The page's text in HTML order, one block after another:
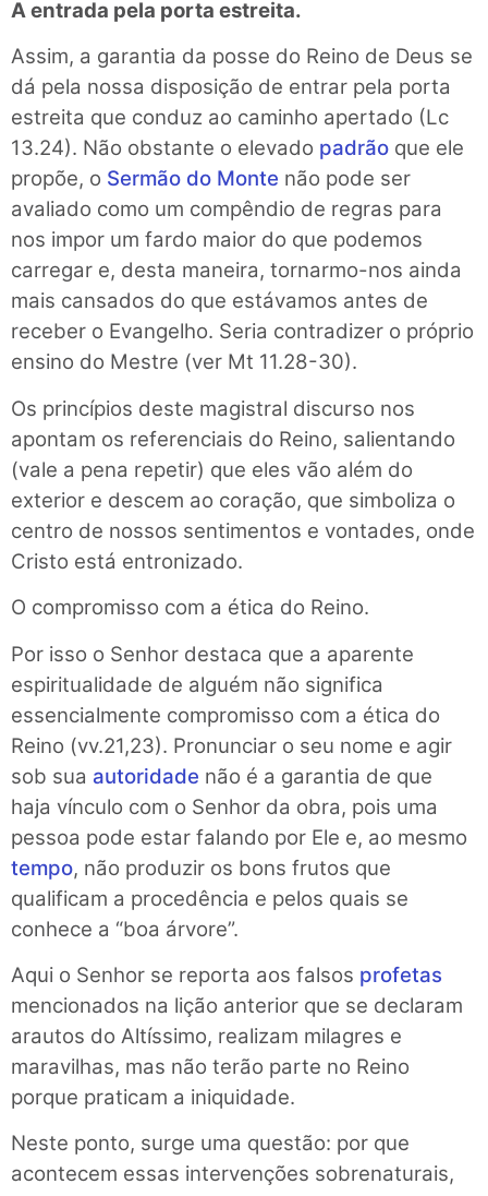
A entrada pela porta estreita.
Assim, a garantia da posse do Reino de Deus se
dá pela nossa disposição de entrar pela porta
estreita que conduz ao caminho apertado (Lc
13.24). Não obstante o elevado padrão que ele
propõe, o Sermão do Monte não pode ser
avaliado como um compêndio de regras para
nos impor um fardo maior do que podemos
carregar e, desta maneira, tornarmo-nos ainda
mais cansados do que estávamos antes de
receber o Evangelho. Seria contradizer o próprio
ensino do Mestre (ver Mt 11.28-30).
Os princípios deste magistral discurso nos
apontam os referenciais do Reino, salientando
(vale a pena repetir) que eles vão além do
exterior e descem ao coração, que simboliza o
centro de nossos sentimentos e vontades, onde
Cristo está entronizado.
O compromisso com a ética do Reino.
Por isso o Senhor destaca que a aparente
espiritualidade de alguém não significa
essencialmente compromisso com a ética do
Reino (vv.21,23). Pronunciar o seu nome e agir
sob sua autoridade não é a garantia de que
haja vínculo com o Senhor da obra, pois uma
pessoa pode estar falando por Ele e, ao mesmo
tempo, não produzir os bons frutos que
qualificam a procedência e pelos quais se
conhece a “boa árvore”.
Aqui o Senhor se reporta aos falsos profetas
mencionados na lição anterior que se declaram
arautos do Altíssimo, realizam milagres e
maravilhas, mas não terão parte no Reino
porque praticam a iniquidade.
Neste ponto, surge uma questão: por que
acontecem essas intervenções sobrenaturais,